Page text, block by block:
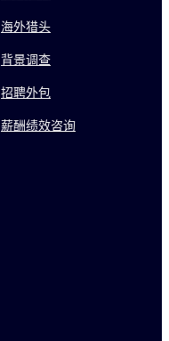
海外猎头
背景调查
招聘外包
薪酬绩效咨询